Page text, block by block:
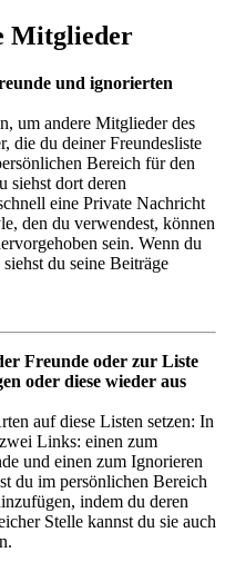
Mitglieder
und ignorierten
um andere Mitglieder des
die du deiner Freundesliste
Bereich für den
siehst dort deren
eine Private Nachricht
den du verwendest, können
sein. Wenn du
du seine Beiträge
Freunde oder zur Liste
oder diese wieder aus
auf diese Listen setzen: In
Links: einen zum
und einen zum Ignorieren
du im persönlichen Bereich
indem du deren
Stelle kannst du sie auch